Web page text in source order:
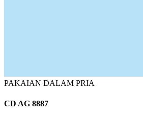
PAKAIAN DALAM PRIA
CD AG 8887